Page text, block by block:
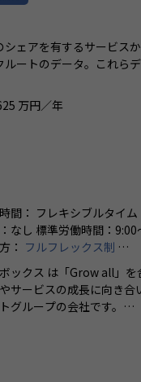
ることができる
リング領域の充実した研
シェアを有するサービス
ルートのデータ。これら
クトが価値発揮する際に生
プロダクトを成長させて事
ービスで利用されているデ
プロダクトの運営を推進
ような業務をご担当いただ
の運営と発生課題の解決
のシステム運用業務全般
内容に沿った開発
万円／年
間： フレキシブルタイム
イム：なし 標準労働時間：
： フルフレックス制
外労働の有無： 有（月平均
間： 60分
ックス は「Grow all」を
サービスの成長に向き合
グループの会社です。
どを通じて、お客様のビ